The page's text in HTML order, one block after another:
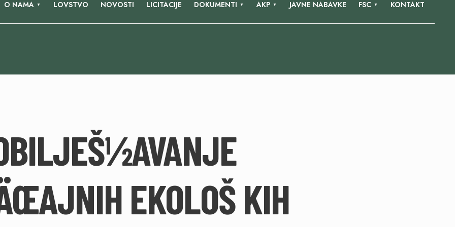
O NAMA LOVSTVO NOVOSTI LICITACIJE DOKUMENTI AKP JAVNE NABAVKE FSC KONTAKT
EKOLOŠ KIH